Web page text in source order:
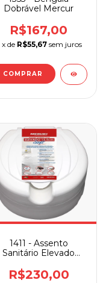
Dobrável Mercur
R$167,00
x de R$55,67 sem juros
COMPRAR
1411 - Assento
Sanitário Elevado
R$230,00